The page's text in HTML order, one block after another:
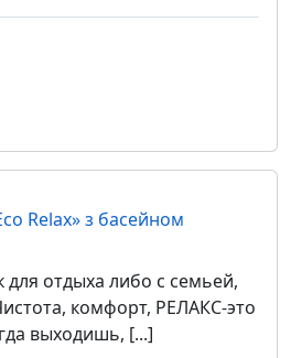
Relax» з басейном
для отдыха либо с семьей,
комфорт, РЕЛАКС-это
выходишь, [...]